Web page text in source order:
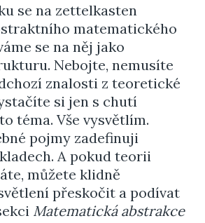
se na zettelkasten
matematického
se na něj jako
Nebojte, nemusíte
znalosti z teoretické
si jen s chutí
téma. Vše vysvětlím.
pojmy zadefinuji
A pokud teorii
můžete klidně
přeskočit a podívat
Matematická abstrakce